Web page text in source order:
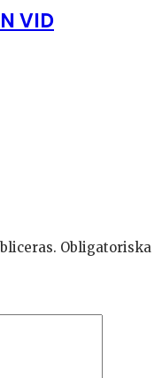
VID
Obligatoriska